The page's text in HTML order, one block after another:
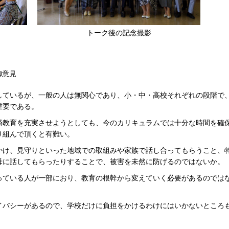
トーク後の記念撮影
意見
いるが、一般の人は無関心であり、小・中・高校それぞれの段階で
である。
育を充実させようとしても、今のカリキュラムでは十分な時間を確
んで頂くと有難い。
、見守りといった地域での取組みや家族で話し合ってもらうこと、
話してもらったりすることで、被害を未然に防げるのではないか。
いる人が一部におり、教育の根幹から変えていく必要があるのでは
シーがあるので、学校だけに負担をかけるわけにはいかないところ